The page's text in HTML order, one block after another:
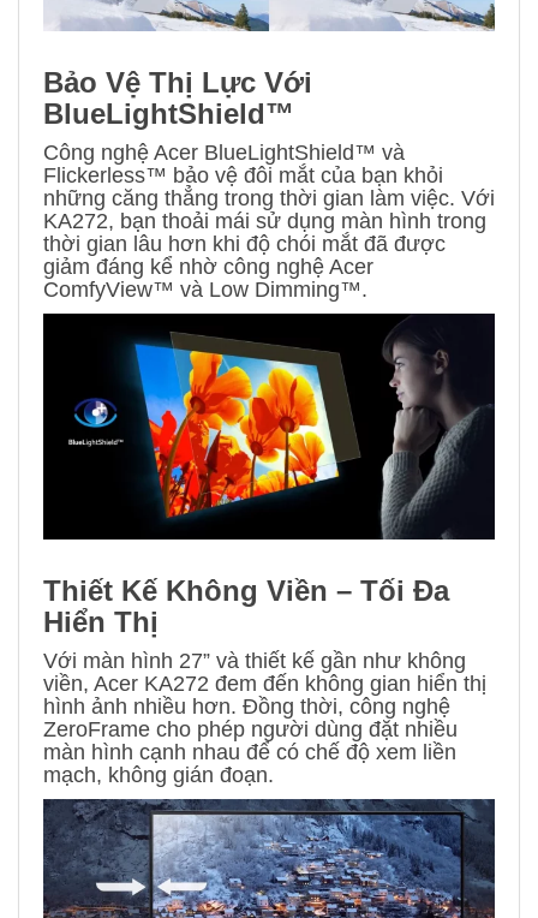
Bảo Vệ Thị Lực Với
BlueLightShield™
Công nghệ Acer BlueLightShield™ và
Flickerless™ bảo vệ đôi mắt của bạn khỏi
những căng thẳng trong thời gian làm việc. Với
KA272, bạn thoải mái sử dụng màn hình trong
thời gian lâu hơn khi độ chói mắt đã được
giảm đáng kể nhờ công nghệ Acer
ComfyView™ và Low Dimming™.
Thiết Kế Không Viền – Tối Đa
Hiển Thị
Với màn hình 27” và thiết kế gần như không
viền, Acer KA272 đem đến không gian hiển thị
hình ảnh nhiều hơn. Đồng thời, công nghệ
ZeroFrame cho phép người dùng đặt nhiều
màn hình cạnh nhau để có chế độ xem liền
mạch, không gián đoạn.